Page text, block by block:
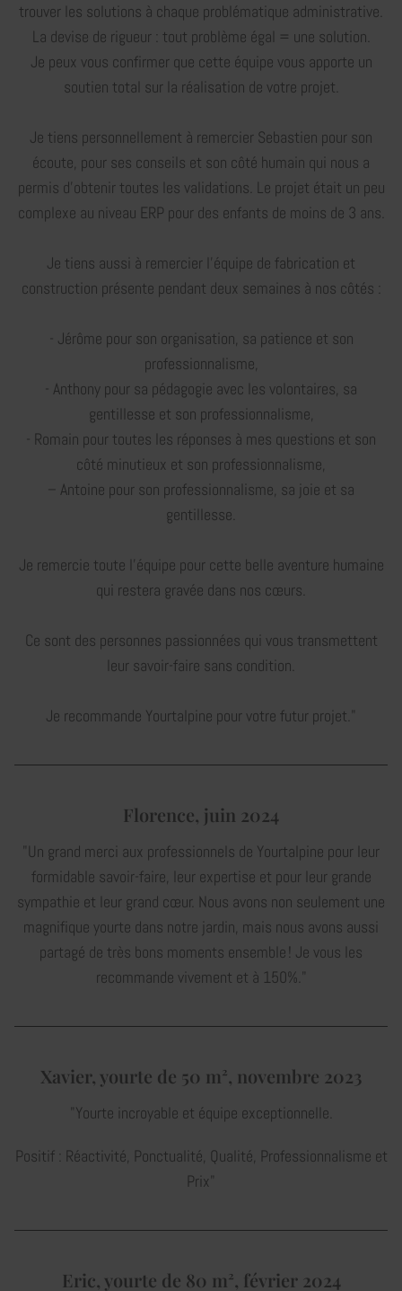
trouver les solutions à chaque problématique administrative.
La devise de rigueur : tout problème égal = une solution.
Je peux vous confirmer que cette équipe vous apporte un
soutien total sur la réalisation de votre projet.
Je tiens personnellement à remercier Sebastien pour son
écoute, pour ses conseils et son côté humain qui nous a
permis d'obtenir toutes les validations. Le projet était un peu
complexe au niveau ERP pour des enfants de moins de 3 ans.
Je tiens aussi à remercier l'équipe de fabrication et
construction présente pendant deux semaines à nos côtés :
- Jérôme pour son organisation, sa patience et son
professionnalisme,
- Anthony pour sa pédagogie avec les volontaires, sa
gentillesse et son professionnalisme,
- Romain pour toutes les réponses à mes questions et son
côté minutieux et son professionnalisme,
– Antoine pour son professionnalisme, sa joie et sa
gentillesse.
Je remercie toute l'équipe pour cette belle aventure humaine
qui restera gravée dans nos cœurs.
Ce sont des personnes passionnées qui vous transmettent
leur savoir-faire sans condition.
Je recommande Yourtalpine pour votre futur projet."
Florence, juin 2024
"Un grand merci aux professionnels de Yourtalpine pour leur
formidable savoir-faire, leur expertise et pour leur grande
sympathie et leur grand cœur. Nous avons non seulement une
magnifique yourte dans notre jardin, mais nous avons aussi
partagé de très bons moments ensemble ! Je vous les
recommande vivement et à 150%."
Xavier, yourte de 50 m², novembre 2023
"Yourte incroyable et équipe exceptionnelle.
Positif : Réactivité, Ponctualité, Qualité, Professionnalisme et
Prix"
Eric, yourte de 80 m², février 2024